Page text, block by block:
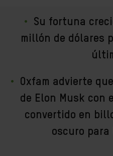
Su fortuna
millón de dólares
Oxfam advierte
de Elon Musk con
convertido en
oscuro para